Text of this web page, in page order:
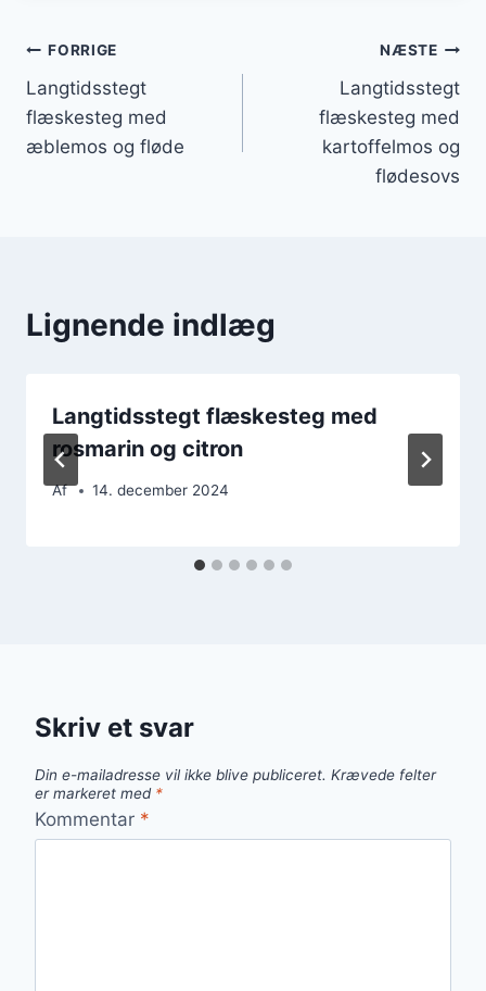
Indlægsnavigation
FORRIGE
Langtidsstegt
flæskesteg med
æblemos og fløde
NÆSTE
Langtidsstegt
flæskesteg med
kartoffelmos og
flødesovs
Lignende indlæg
Langtidsstegt flæskesteg med
rosmarin og citron
Af 14. december 2024
Skriv et svar
Din e-mailadresse vil ikke blive publiceret. Krævede felter
er markeret med *
Kommentar *